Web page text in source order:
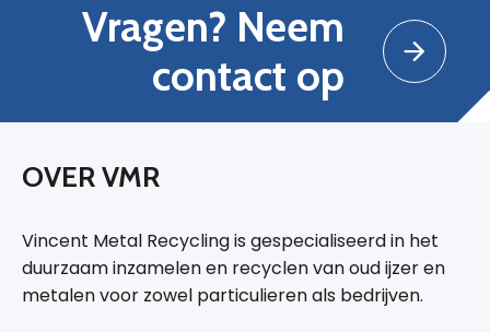
Vragen? Neem
contact op
OVER VMR
Vincent Metal Recycling is gespecialiseerd in het
duurzaam inzamelen en recyclen van oud ijzer en
metalen voor zowel particulieren als bedrijven.